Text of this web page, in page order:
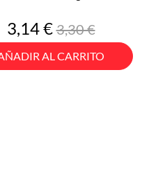
Precio
3,14 €Precio
base
3,30 €
AL CARRITO